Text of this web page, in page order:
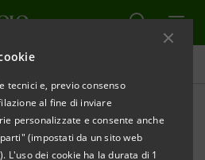
tecnici e, previo consenso
al fine di inviare
personalizzate e consente anche
(impostati da un sito web
L'uso dei cookie ha la durata di 1
2026: